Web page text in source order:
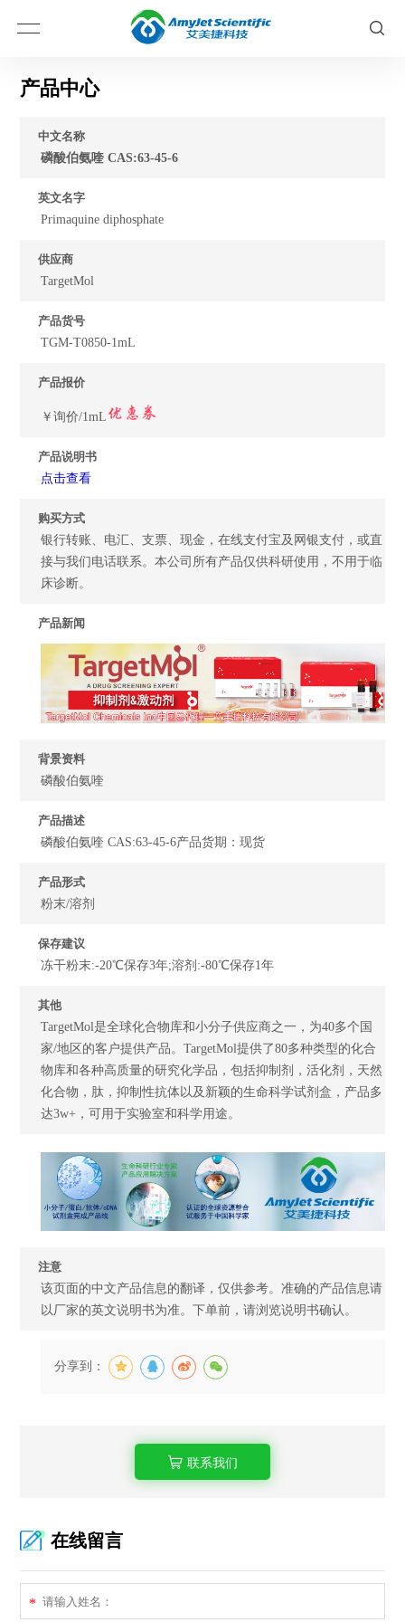
产品中心
中文名称
磷酸伯氨喹 CAS:63-45-6
英文名字
Primaquine diphosphate
供应商
TargetMol
产品货号
TGM-T0850-1mL
产品报价
￥询价/1mL
产品说明书
点击查看
购买方式
银行转账、电汇、支票、现金，在线支付宝及网银支付，或直
接与我们电话联系。本公司所有产品仅供科研使用，不用于临
床诊断。
产品新闻
背景资料
磷酸伯氨喹
产品描述
磷酸伯氨喹 CAS:63-45-6产品货期：现货
产品形式
粉末/溶剂
保存建议
冻干粉末:-20℃保存3年;溶剂:-80℃保存1年
其他
TargetMol是全球化合物库和小分子供应商之一，为40多个国
家/地区的客户提供产品。TargetMol提供了80多种类型的化合
物库和各种高质量的研究化学品，包括抑制剂，活化剂，天然
化合物，肽，抑制性抗体以及新颖的生命科学试剂盒，产品多
达3w+，可用于实验室和科学用途。
注意
该页面的中文产品信息的翻译，仅供参考。准确的产品信息请
以厂家的英文说明书为准。下单前，请浏览说明书确认。
分享到：
联系我们
在线留言
*